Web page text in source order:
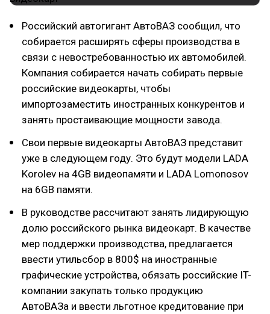
Российский автогигант АвтоВАЗ сообщил, что
собирается расширять сферы производства в
связи с невостребованностью их автомобилей.
Компания собирается начать собирать первые
российские видеокарты, чтобы
импортозаместить иностранных конкурентов и
занять простаивающие мощности завода.
Свои первые видеокарты АвтоВАЗ представит
уже в следующем году. Это будут модели LADA
Korolev на 4GB видеопамяти и LADA Lomonosov
на 6GB памяти.
В руководстве рассчитают занять лидирующую
долю российского рынка видеокарт. В качестве
мер поддержки производства, предлагается
ввести утильсбор в 800$ на иностранные
графические устройства, обязать российские IT-
компании закупать только продукцию
АвтоВАЗа и ввести льготное кредитование при